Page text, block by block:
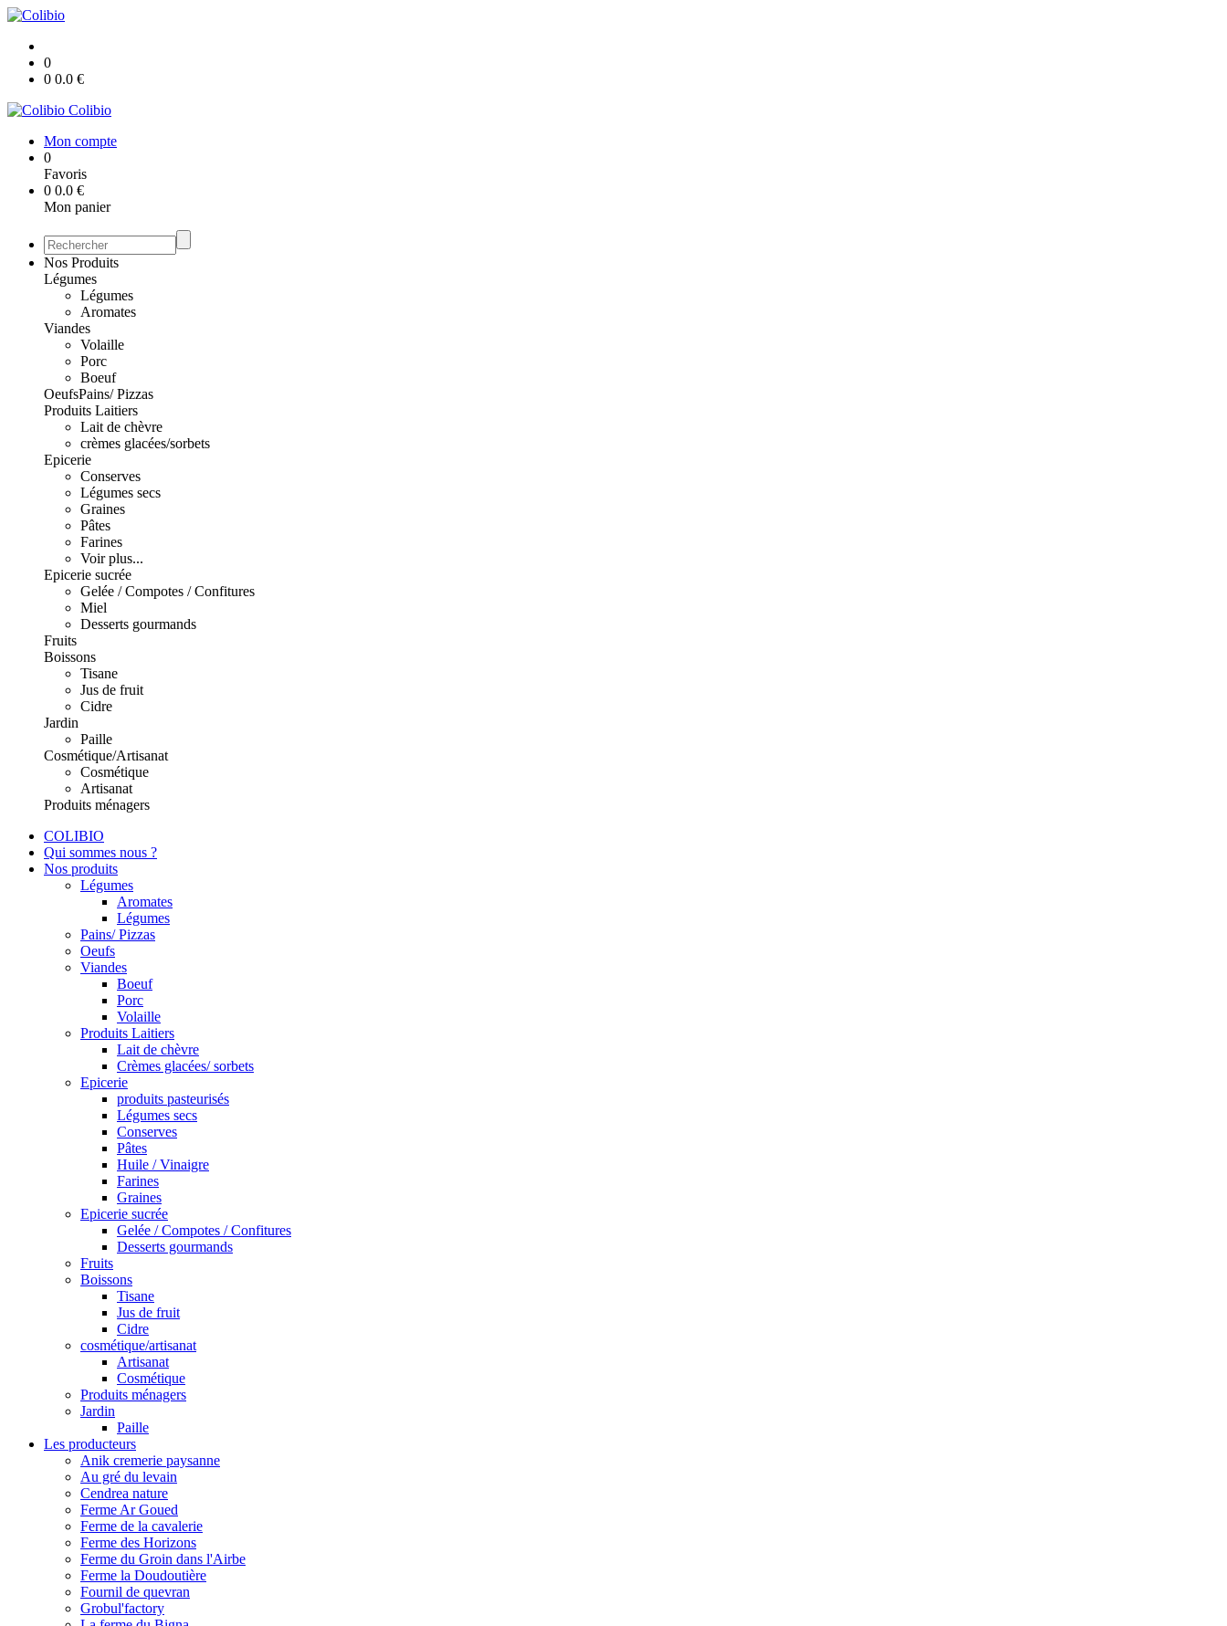
0
0 0.0 €
Colibio
Mon compte
0
Favoris
0 0.0 €
Mon panier
Nos Produits
Légumes
Légumes
Aromates
Viandes
Volaille
Porc
Boeuf
OeufsPains/ Pizzas
Produits Laitiers
Lait de chèvre
crèmes glacées/sorbets
Epicerie
Conserves
Légumes secs
Graines
Pâtes
Farines
Voir plus...
Epicerie sucrée
Gelée / Compotes / Confitures
Miel
Desserts gourmands
Fruits
Boissons
Tisane
Jus de fruit
Cidre
Jardin
Paille
Cosmétique/Artisanat
Cosmétique
Artisanat
Produits ménagers
COLIBIO
Qui sommes nous ?
Nos produits
Légumes
Aromates
Légumes
Pains/ Pizzas
Oeufs
Viandes
Boeuf
Porc
Volaille
Produits Laitiers
Lait de chèvre
Crèmes glacées/ sorbets
Epicerie
produits pasteurisés
Légumes secs
Conserves
Pâtes
Huile / Vinaigre
Farines
Graines
Epicerie sucrée
Gelée / Compotes / Confitures
Desserts gourmands
Fruits
Boissons
Tisane
Jus de fruit
Cidre
cosmétique/artisanat
Artisanat
Cosmétique
Produits ménagers
Jardin
Paille
Les producteurs
Anik cremerie paysanne
Au gré du levain
Cendrea nature
Ferme Ar Goued
Ferme de la cavalerie
Ferme des Horizons
Ferme du Groin dans l'Airbe
Ferme la Doudoutière
Fournil de quevran
Grobul'factory